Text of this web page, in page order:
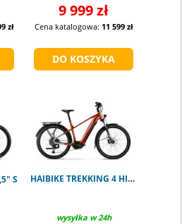
zł
9 999 zł
Cena katalogowa: 11 599 zł
S HAIBIKE TREKKING 4 HIGH ORANGE M
wysyłka w 24h